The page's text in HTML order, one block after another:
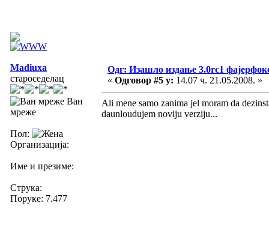
Madiuxa
староседелац
Ван
мреже
Пол:
Организација:
Име и презиме:
Струка:
Поруке: 7.477
Одг: Изашло издање 3.0rc1
« Одговор #5 у: 14.07 ч. 21.05.2008. »
Ali mene samo zanima jel moram da
daunloudujem noviju verziju...